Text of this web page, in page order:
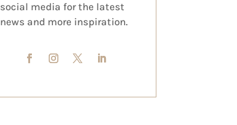
social media for the latest
news and more inspiration.